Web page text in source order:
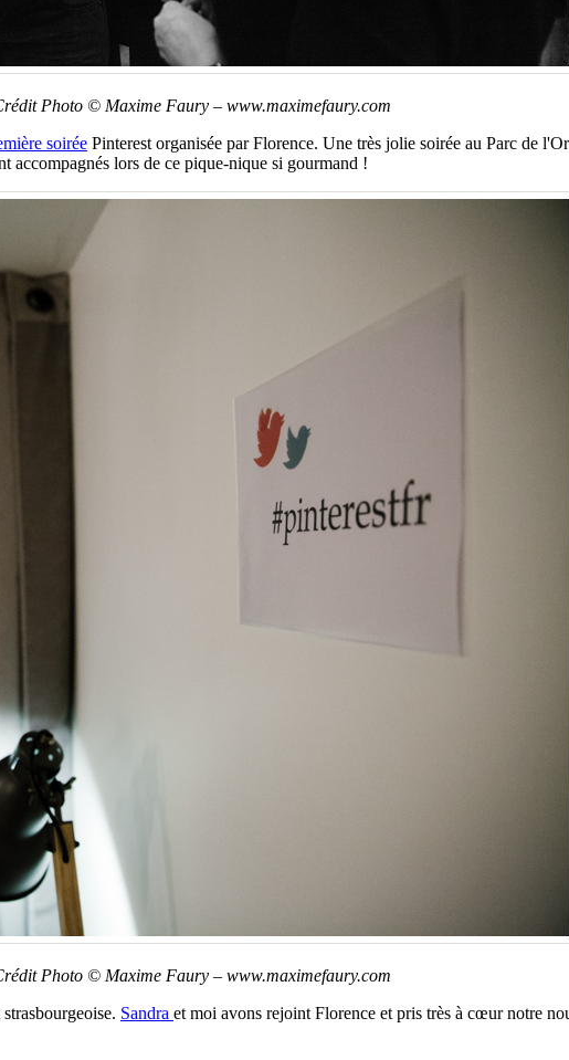
Photo © Maxime Faury – www.maximefaury.com
soirée Pinterest organisée par Florence. Une très jolie soirée au Parc de
accompagnés lors de ce pique-nique si gourmand !
Photo © Maxime Faury – www.maximefaury.com
Sandra et moi avons rejoint Florence et pris très à cœur notre